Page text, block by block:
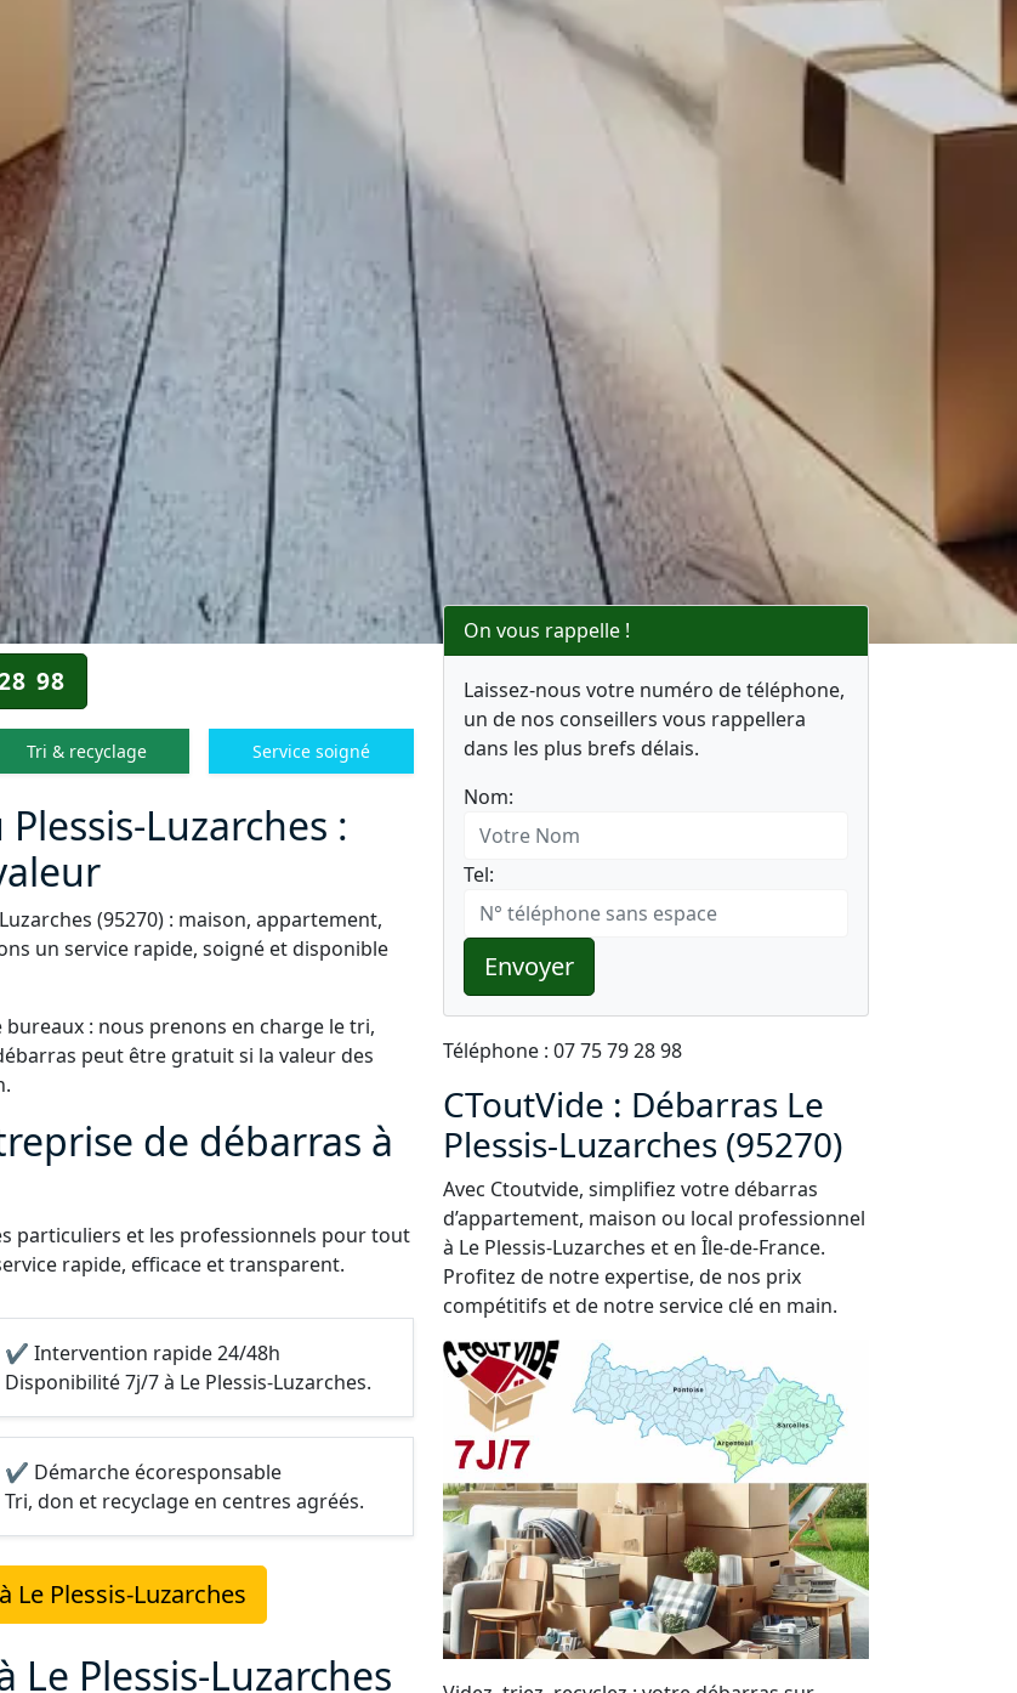
98
Tri & recyclage Service soigné
Luzarches :
(95270) : maison, appartement,
un service rapide, soigné et disponible
: nous prenons en charge le tri,
peut être gratuit si la valeur des
de débarras à
particuliers et les professionnels pour tout
rapide, efficace et transparent.
✔ Intervention rapide 24/48h
Disponibilité 7j/7 à Le Plessis-Luzarches.
✔ Démarche écoresponsable
Tri, don et recyclage en centres agréés.
Plessis-Luzarches
Le Plessis-Luzarches
On vous rappelle !
Laissez-nous votre numéro de téléphone,
un de nos conseillers vous rappellera
dans les plus brefs délais.
Nom:
Tel:
Envoyer
Téléphone : 07 75 79 28 98
CToutVide : Débarras Le
Plessis-Luzarches (95270)
Avec Ctoutvide, simplifiez votre débarras
d’appartement, maison ou local professionnel
à Le Plessis-Luzarches et en Île-de-France.
Profitez de notre expertise, de nos prix
compétitifs et de notre service clé en main.